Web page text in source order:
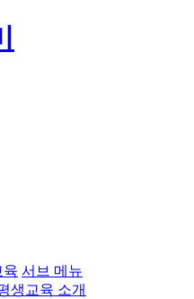
육 서브 메뉴
생교육 소개